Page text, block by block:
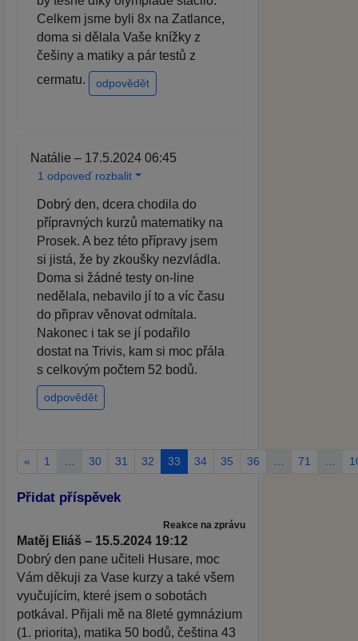
Celkem jsme byli 8x na Zatlance,
doma si dělala Vaše knížky z
češiny a matiky a pár testů z
cermatu.
odpovědět
Natálie – 17.5.2024 06:45
1 odpoveď rozbalit
Dobrý den, dcera chodila do
přípravných kurzů matematiky na
Prosek. A bez této přípravy jsem
si jistá, že by zkoušky nezvládla.
Doma si žádné testy on-line
nedělala, nebavilo jí to a víc času
do připrav věnovat odmítala.
Nakonec i tak se jí podařilo
dostat na Trivis, kam si moc přála
s celkovým počtem 52 bodů.
odpovědět
« 1 30 31 32 33 34 35 36 71
Přidat příspěvek
Reakce na zprávu
Matěj Eliáš – 15.5.2024 19:12
Dobrý den pane učiteli Husare, moc
Vám děkuji za Vase kurzy a také všem
vyučujícím, které jsem o sobotách
potkával. Přijali mě na 8leté gymnázium
(1. priorita), matika 50 bodů, čeština 43